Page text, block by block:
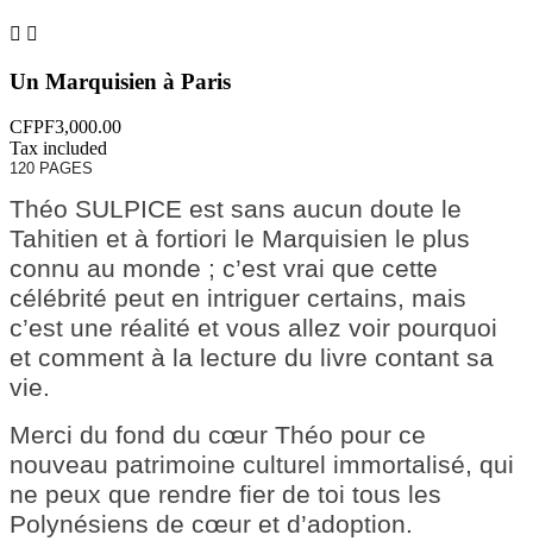
 
Un Marquisien à Paris
CFPF3,000.00
Tax included
120 PAGES
Théo SULPICE est sans aucun doute le
Tahitien et à fortiori le Marquisien le plus
connu au monde ; c’est vrai que cette
célébrité peut en intriguer certains, mais
c’est une réalité et vous allez voir pourquoi
et comment à la lecture du livre contant sa
vie.
Merci du fond du cœur Théo pour ce
nouveau patrimoine culturel immortalisé, qui
ne peux que rendre fier de toi tous les
Polynésiens de cœur et d’adoption.